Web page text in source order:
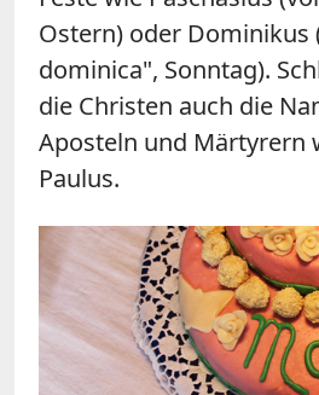
Ostern) oder Dominikus
dominica", Sonntag).
die Christen auch die
Aposteln und Märtyrern
Paulus.